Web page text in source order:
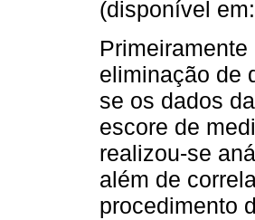
(disponível em:
eliminação de
se os dados
escore de
realizou-se
além de
procedimento